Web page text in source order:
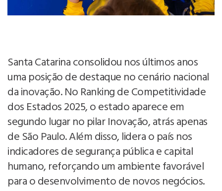
Santa Catarina consolidou nos últimos anos
uma posição de destaque no cenário nacional
da inovação. No Ranking de Competitividade
dos Estados 2025, o estado aparece em
segundo lugar no pilar Inovação, atrás apenas
de São Paulo. Além disso, lidera o país nos
indicadores de segurança pública e capital
humano, reforçando um ambiente favorável
para o desenvolvimento de novos negócios.